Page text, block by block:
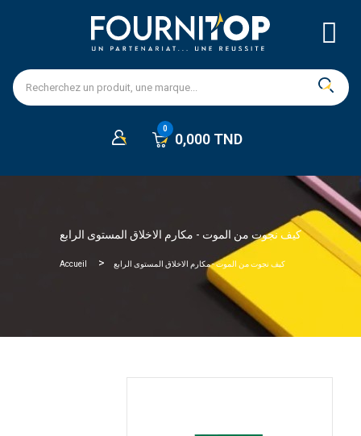
0,000 TND
كيف نجوت من الموت - مكارم الاخلاق المستوى الرابع
Accueil كيف نجوت من الموت - مكارم الاخلاق المستوى الرابع